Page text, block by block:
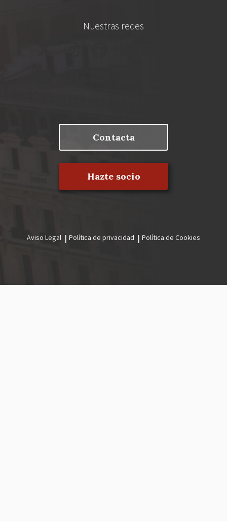
Nuestras redes
Contacta
Hazte socio
legal
Aviso Legal Política de privacidad Política de Cookies